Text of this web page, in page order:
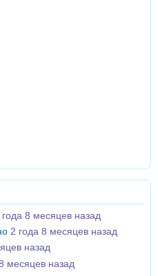
года 8 месяцев назад
2 года 8 месяцев назад
назад
месяцев назад